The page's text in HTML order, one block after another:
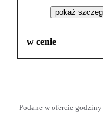
pokaż
w cenie
Podane w ofercie